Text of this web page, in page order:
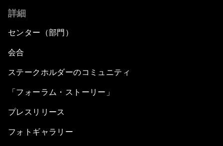
詳細
センター（部門）
会合
ステークホルダーのコミュニティ
「フォーラム・ストーリー」
プレスリリース
フォトギャラリー